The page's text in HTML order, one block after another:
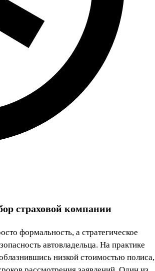
страховой компании
формальность, а стратегическое
автовладельца. На практике
низкой стоимостью полиса,